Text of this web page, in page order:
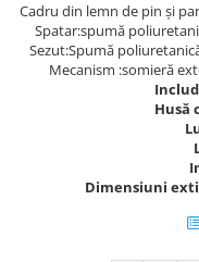
Cadru din lemn de pin și
Spatar:spumă
Sezut:Spumă
Mecanism :somieră
Husă
Dimensiuni